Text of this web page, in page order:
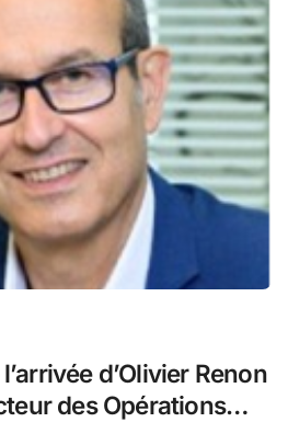
d’Olivier Renon
des Opérations